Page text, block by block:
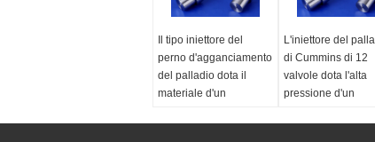
Il tipo iniettore del
perno d'agganciamento
del palladio dota il
materiale d'un
L'iniettore del
di Cummins di 12
valvole dota l'alta
pressione d'un